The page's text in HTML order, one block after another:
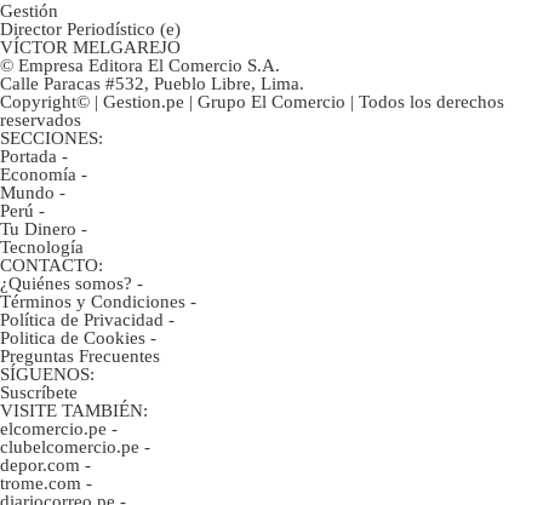
Gestión
Director Periodístico (e)
VÍCTOR MELGAREJO
© Empresa Editora El Comercio S.A.
Calle Paracas #532, Pueblo Libre, Lima.
Copyright© | Gestion.pe | Grupo El Comercio | Todos los derechos
reservados
SECCIONES:
Portada -
Economía -
Mundo -
Perú -
Tu Dinero -
Tecnología
CONTACTO:
¿Quiénes somos? -
Términos y Condiciones -
Política de Privacidad -
Politica de Cookies -
Preguntas Frecuentes
SÍGUENOS:
Suscríbete
VISITE TAMBIÉN:
elcomercio.pe -
clubelcomercio.pe -
depor.com -
trome.com -